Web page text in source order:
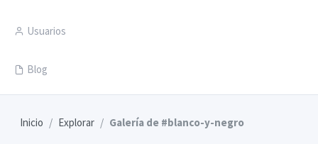
Usuarios
Blog
Inicio Explorar Galería de #blanco-y-negro